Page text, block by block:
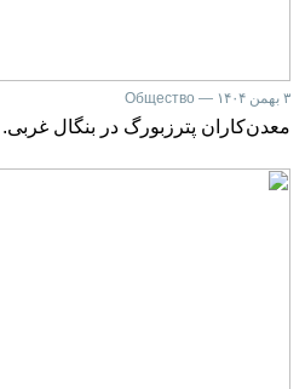
۳ بهمن ۱۴۰۴ — Общество
معدن‌کاران پترزبورگ در بنگال